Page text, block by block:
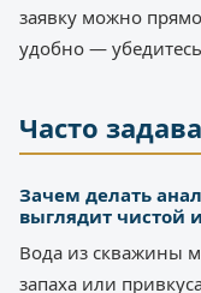
заявку можно
удобно —
Часто
Зачем делать
выглядит чистой
Вода из скважины
запаха или